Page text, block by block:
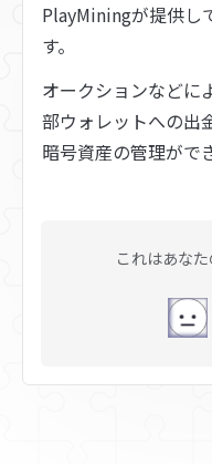
PlayMiningが提供し
す。
オークションなどに
部ウォレットへの出
暗号資産の管理がで
これはあな